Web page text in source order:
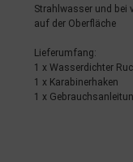
Strahlwasser und bei
auf der Oberfläche
Lieferumfang:
1 x Wasserdichter
1 x Karabinerhaken
1 x